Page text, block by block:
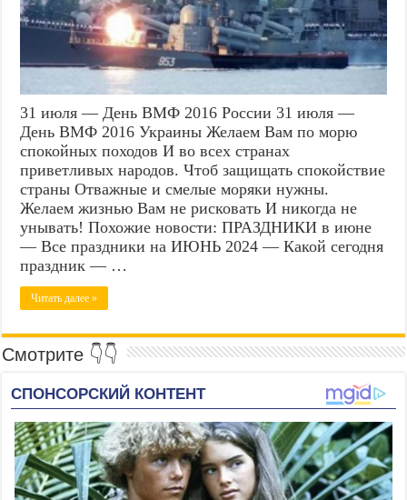
31 июля — День ВМФ 2016 России 31 июля —
День ВМФ 2016 Украины Желаем Вам по морю
спокойных походов И во всех странах
приветливых народов. Чтоб защищать спокойствие
страны Отважные и смелые моряки нужны.
Желаем жизнью Вам не рисковать И никогда не
унывать! Похожие новости: ПРАЗДНИКИ в июне
— Все праздники на ИЮНЬ 2024 — Какой сегодня
праздник — …
Читать далее »
Смотрите 👇👇